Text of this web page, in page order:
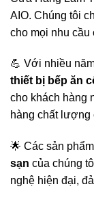
AIO. Chúng tôi
cho mọi nhu cầu
💪 Với nhiều
thiết bị bếp ăn
cho khách hàng
hàng chất lượng
🌟 Các sản phẩm
sạn của chúng
nghệ hiện đại,